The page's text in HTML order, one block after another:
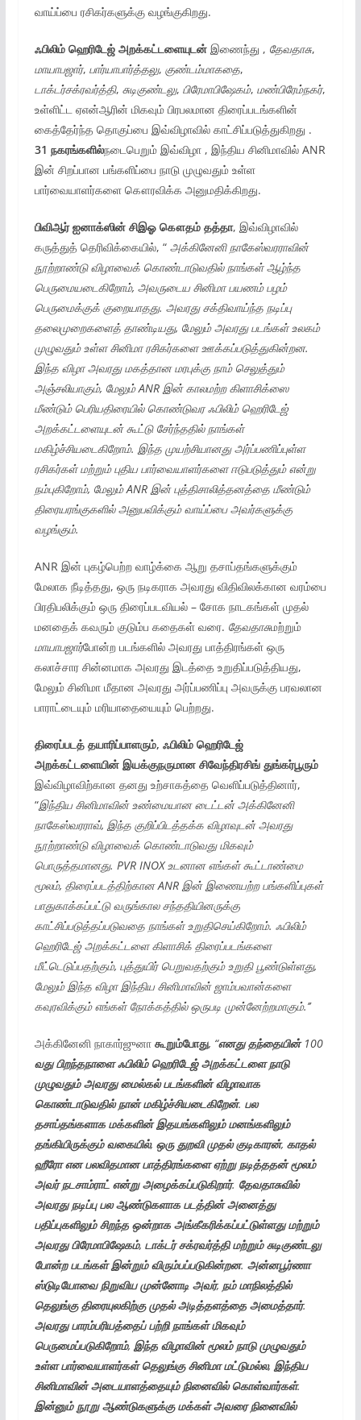
வாய்ப்பை ரசிகர்களுக்கு வழங்குகிறது.
ஃபிலிம் ஹெரிடேஜ் அறக்கட்டளையுடன்இணைந்து , தேவதாசு,
மாயாபஜார், பார்யாபார்த்தலு, குண்டம்மாகதை,
டாக்டர்சக்ரவர்த்தி, சுடிகுண்டலு, பிரேமாபிஷேகம், மண்பிரேம்நகர்,
உள்ளிட்ட ஏஎன்ஆரின் மிகவும் பிரபலமான திரைப்படங்களின்
கைத்தேர்ந்த தொகுப்பை இவ்விழாவில் காட்சிப்படுத்துகிறது .
31 நகரங்களில்நடைபெறும் இவ்விழா , இந்திய சினிமாவில் ANR
இன் சிறப்பான பங்களிப்பை நாடு முழுவதும் உள்ள
பார்வையாளர்களை கௌரவிக்க அனுமதிக்கிறது.
பிவிஆர் ஐனாக்ஸின் சிஇஓ கௌதம் தத்தா, இவ்விழாவில்
கருத்துத் தெரிவிக்கையில், “ அக்கினேனி நாகேஸ்வரராவின்
நூற்றாண்டு விழாவைக் கொண்டாடுவதில் நாங்கள் ஆழ்ந்த
பெருமையடைகிறோம், அவருடைய சினிமா பயணம் பழம்
பெருமைக்குக் குறையாதது. அவரது சக்திவாய்ந்த நடிப்பு
தலைமுறைகளைத் தாண்டியது, மேலும் அவரது படங்கள் உலகம்
முழுவதும் உள்ள சினிமா ரசிகர்களை ஊக்கப்படுத்துகின்றன.
இந்த விழா அவரது மகத்தான மரபுக்கு நாம் செலுத்தும்
அஞ்சலியாகும், மேலும் ANR இன் காலமற்ற கிளாசிக்ஸை
மீண்டும் பெரியதிரையில் கொண்டுவர ஃபிலிம் ஹெரிடேஜ்
அறக்கட்டளையுடன் கூட்டு சேர்ந்ததில் நாங்கள்
மகிழ்ச்சியடைகிறோம். இந்த முயற்சியானது அர்ப்பணிப்புள்ள
ரசிகர்கள் மற்றும் புதிய பார்வையாளர்களை ஈடுபடுத்தும் என்று
நம்புகிறோம், மேலும் ANR இன் புத்திசாலித்தனத்தை மீண்டும்
திரையரங்குகளில் அனுபவிக்கும் வாய்ப்பை அவர்களுக்கு
வழங்கும்.
ANR இன் புகழ்பெற்ற வாழ்க்கை ஆறு தசாப்தங்களுக்கும்
மேலாக நீடித்தது, ஒரு நடிகராக அவரது விதிவிலக்கான வரம்பை
பிரதிபலிக்கும் ஒரு திரைப்படவியல் – சோக நாடகங்கள் முதல்
மனதைக் கவரும் குடும்ப கதைகள் வரை. தேவதாசுமற்றும்
மாயாபஜார்போன்ற படங்களில் அவரது பாத்திரங்கள் ஒரு
கலாச்சார சின்னமாக அவரது இடத்தை உறுதிப்படுத்தியது,
மேலும் சினிமா மீதான அவரது அர்ப்பணிப்பு அவருக்கு பரவலான
பாராட்டையும் மரியாதையையும் பெற்றது.
திரைப்படத் தயாரிப்பாளரும், ஃபிலிம் ஹெரிடேஜ்
அறக்கட்டளையின் இயக்குநருமான சிவேந்திரசிங் துங்கர்பூரும்
இவ்விழாவிற்கான தனது உற்சாகத்தை வெளிப்படுத்தினார்,
“இந்திய சினிமாவின் உண்மையான டைட்டன் அக்கினேனி
நாகேஸ்வரராவ், இந்த குறிப்பிடத்தக்க விழாவுடன் அவரது
நூற்றாண்டு விழாவைக் கொண்டாடுவது மிகவும்
பொருத்தமானது. PVR INOX உடனான எங்கள் கூட்டாண்மை
மூலம், திரைப்படத்திற்கான ANR இன் இணையற்ற பங்களிப்புகள்
பாதுகாக்கப்பட்டு வருங்கால சந்ததியினருக்கு
காட்சிப்படுத்தப்படுவதை நாங்கள் உறுதிசெய்கிறோம். ஃபிலிம்
ஹெரிடேஜ் அறக்கட்டளை கிளாசிக் திரைப்படங்களை
மீட்டெடுப்பதற்கும், புத்துயிர் பெறுவதற்கும் உறுதி பூண்டுள்ளது,
மேலும் இந்த விழா இந்திய சினிமாவின் ஜாம்பவான்களை
கவுரவிக்கும் எங்கள் நோக்கத்தில் ஒருபடி முன்னேற்றமாகும்.’’
அக்கினேனி நாகார்ஜுனா கூறும்போது, “எனது தந்தையின்100
வது பிறந்தநாளை ஃபிலிம் ஹெரிடேஜ் அறக்கட்டளை நாடு
முழுவதும் அவரது மைல்கல் படங்களின் விழாவாக
கொண்டாடுவதில் நான் மகிழ்ச்சியடைகிறேன். பல
தசாப்தங்களாக மக்களின் இதயங்களிலும் மனங்களிலும்
தங்கியிருக்கும் வகையில், ஒரு துறவி முதல் குடிகாரன், காதல்
ஹீரோ என பலவிதமான பாத்திரங்களை ஏற்று நடித்ததன் மூலம்
அவர் நடசாம்ராட் என்று அழைக்கப்படுகிறார். தேவதாசுவில்
அவரது நடிப்பு பல ஆண்டுகளாக படத்தின் அனைத்து
பதிப்புகளிலும் சிறந்த ஒன்றாக அங்கீகரிக்கப்பட்டுள்ளது மற்றும்
அவரது பிரேமாபிஷேகம், டாக்டர் சக்ரவர்த்தி மற்றும் சுடிகுண்டலு
போன்ற படங்கள் இன்றும் விரும்பப்படுகின்றன. அன்னபூர்ணா
ஸ்டுடியோவை நிறுவிய முன்னோடி அவர், நம் மாநிலத்தில்
தெலுங்கு திரையுலகிற்கு முதல் அடித்தளத்தை அமைத்தார்.
அவரது பாரம்பரியத்தைப் பற்றி நாங்கள் மிகவும்
பெருமைப்படுகிறோம், இந்த விழாவின் மூலம் நாடு முழுவதும்
உள்ள பார்வையாளர்கள் தெலுங்கு சினிமா மட்டுமல்ல, இந்திய
சினிமாவின் அடையாளத்தையும் நினைவில் கொள்வார்கள்.
இன்னும் நூறு ஆண்டுகளுக்கு மக்கள் அவரை நினைவில்